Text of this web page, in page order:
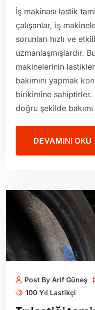
İş makinası lastik
çalışanlar, iş
sorunları hızlı ve
uzmanlaşmışlardır.
makinelerinin
bakımını yapmak
birikimine sahiptirler.
doğru şekilde bakımı
DEVAMINI OKU
Post By Arif Güneş
100 Yıl Lastikçi